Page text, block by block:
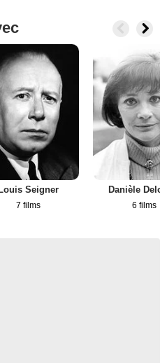
Louis Seigner
7 films
Danièle
6 films